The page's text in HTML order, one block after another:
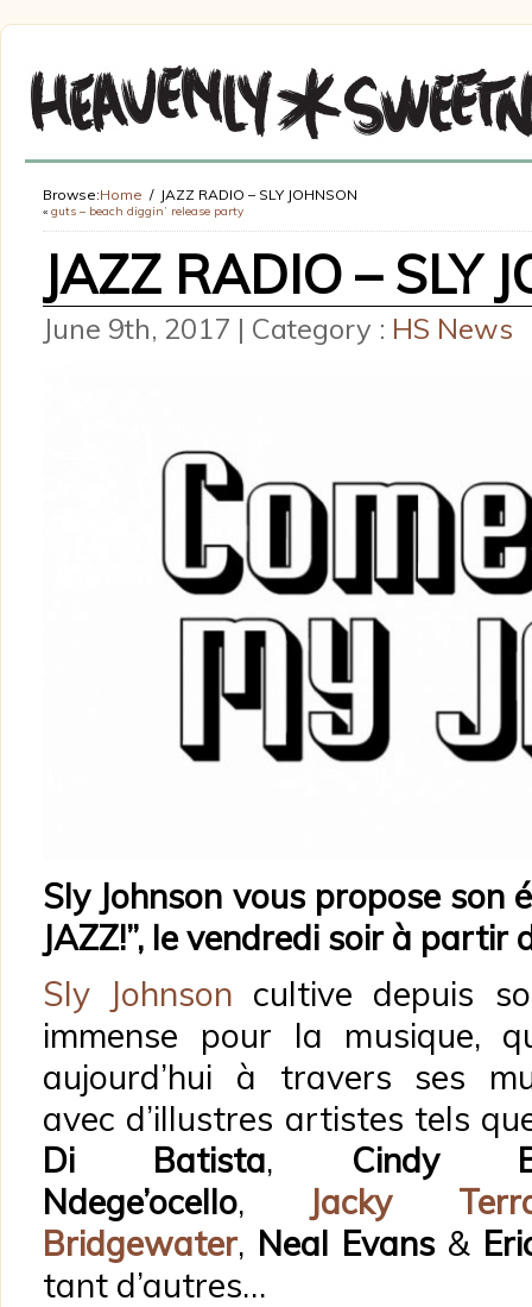
Browse:Home JAZZ RADIO – SLY JOHNSON
« guts – beach diggin’ release party
JAZZ RADIO – SLY
June 9th, 2017 | Category : HS News
Sly Johnson vous propose son
JAZZ!”, le vendredi soir à partir
Sly Johnson cultive depuis
immense pour la musique,
aujourd’hui à travers ses
avec d’illustres artistes tels
Di Batista, Cindy
Ndege’ocello,
Jacky
Bridgewater, Neal Evans&
tant d’autres…